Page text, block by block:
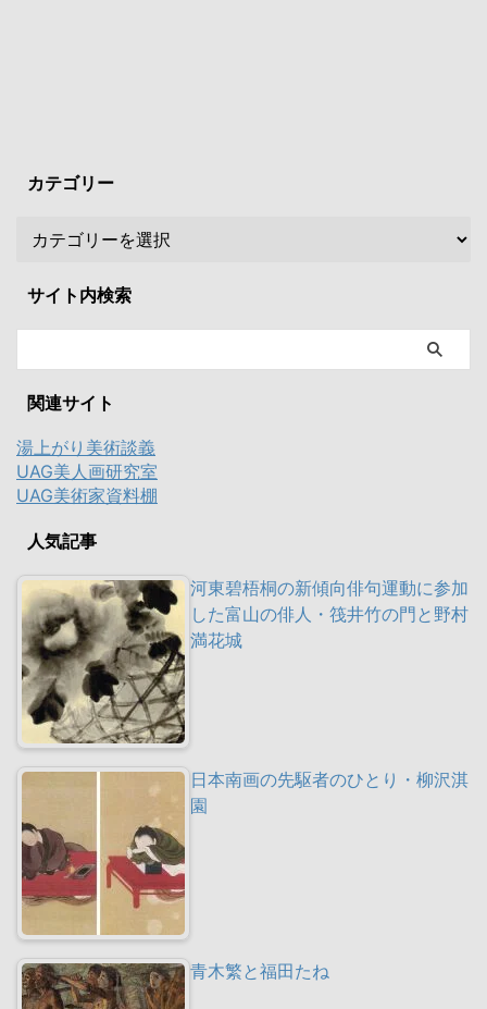
カテゴリー
サイト内検索
関連サイト
湯上がり美術談義
UAG美人画研究室
UAG美術家資料棚
人気記事
河東碧梧桐の新傾向俳句運動に参加
した富山の俳人・筏井竹の門と野村
満花城
日本南画の先駆者のひとり・柳沢淇
園
青木繁と福田たね